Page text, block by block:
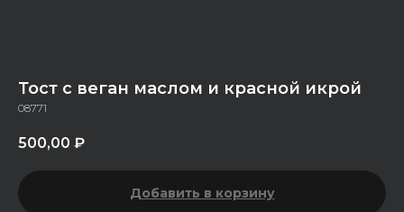
Тост с веган маслом и красной икрой
08771
500,00 ₽
Добавить в корзину